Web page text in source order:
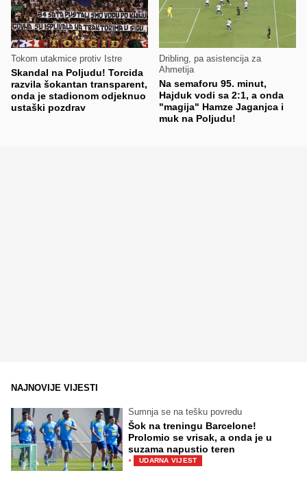
Tokom utakmice protiv Istre
Skandal na Poljudu! Torcida
razvila šokantan transparent,
onda je stadionom odjeknuo
ustaški pozdrav
Dribling, pa asistencija za
Ahmetija
Na semaforu 95. minut,
Hajduk vodi sa 2:1, a onda
"magija" Hamze Jaganjca i
muk na Poljudu!
NAJNOVIJE VIJESTI
Sumnja se na tešku povredu
Šok na treningu Barcelone!
Prolomio se vrisak, a onda je u
suzama napustio teren
· UDARNA VIJEST